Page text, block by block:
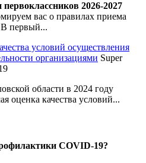
2026-2027
вас о правилах приема
В первый...
условий осуществления
организациями Super
области в 2024 году
оценка качества условий...
COVID-19?